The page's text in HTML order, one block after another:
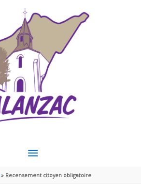
MENU
PRINCIPAL
Recensement citoyen obligatoire